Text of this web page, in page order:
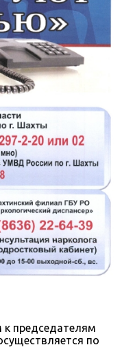
к председателям
по